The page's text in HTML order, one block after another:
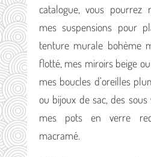
catalogue, vous pourrez
mes suspensions pour
tenture murale bohème
flotté, mes miroirs beige
mes boucles d’oreilles
ou bijoux de sac, des
mes pots en verre
macramé.